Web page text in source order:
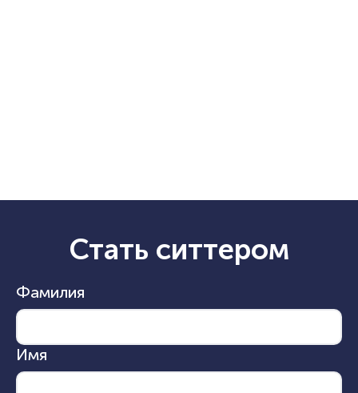
Стать ситтером
Фамилия
Имя